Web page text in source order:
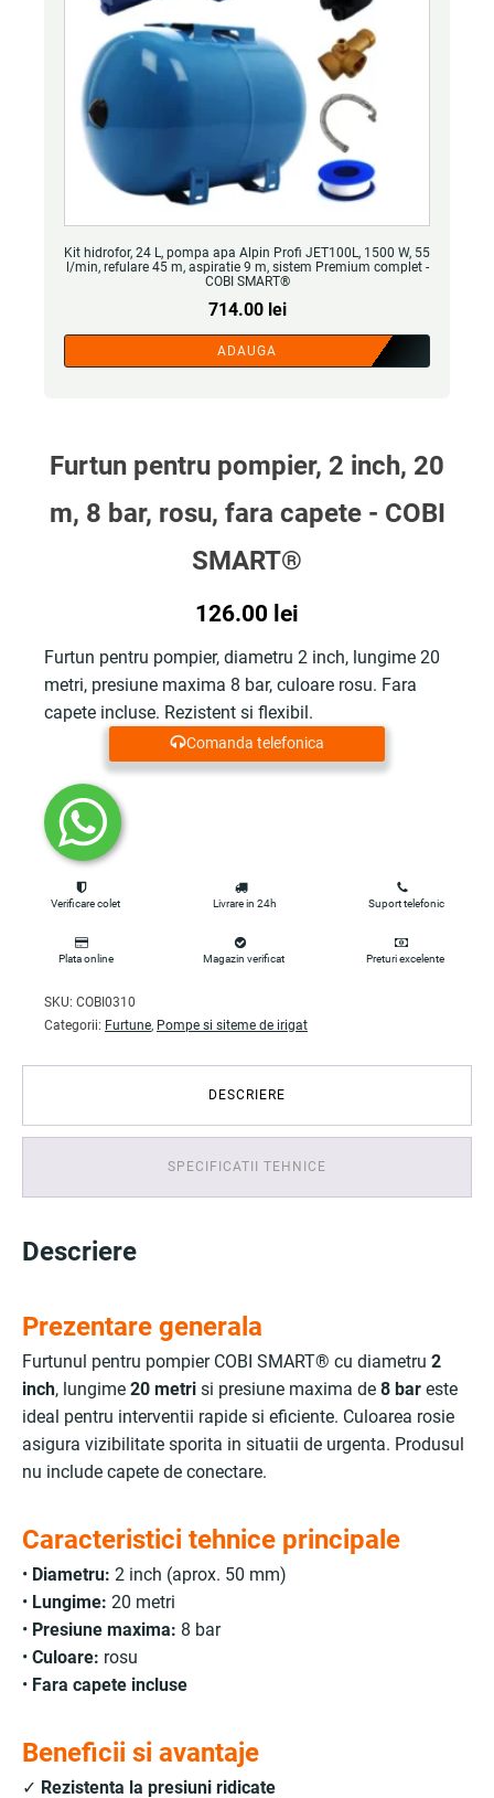
Kit hidrofor, 24 L, pompa apa Alpin Profi JET100L, 1500 W, 55
l/min, refulare 45 m, aspiratie 9 m, sistem Premium complet -
COBI SMART®
714.00 lei
ADAUGA
Furtun pentru pompier, 2 inch, 20
m, 8 bar, rosu, fara capete - COBI
SMART®
126.00 lei
Furtun pentru pompier, diametru 2 inch, lungime 20
metri, presiune maxima 8 bar, culoare rosu. Fara
capete incluse. Rezistent si flexibil.
Comanda telefonica
Verificare colet Livrare in 24h Suport telefonic
Plata online Magazin verificat Preturi excelente
SKU: COBI0310
Categorii: Furtune, Pompe si siteme de irigat
DESCRIERE
SPECIFICATII TEHNICE
Descriere
Prezentare generala
Furtunul pentru pompier COBI SMART® cu diametru 2
inch, lungime 20 metri si presiune maxima de 8 bar este
ideal pentru interventii rapide si eficiente. Culoarea rosie
asigura vizibilitate sporita in situatii de urgenta. Produsul
nu include capete de conectare.
Caracteristici tehnice principale
• Diametru: 2 inch (aprox. 50 mm)
• Lungime: 20 metri
• Presiune maxima: 8 bar
• Culoare: rosu
• Fara capete incluse
Beneficii si avantaje
✓ Rezistenta la presiuni ridicate